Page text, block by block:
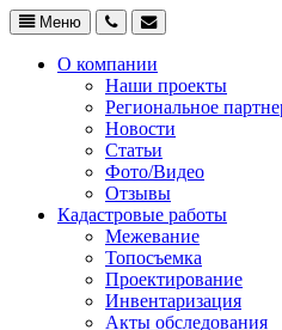
Меню
О компании
Наши проекты
Региональное
Новости
Статьи
Фото/Видео
Отзывы
Кадастровые работы
Межевание
Топосъемка
Проектирование
Инвентаризация
Акты обследования